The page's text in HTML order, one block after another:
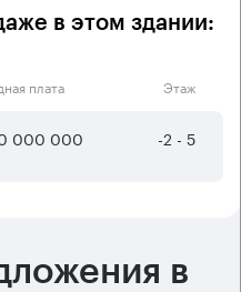
в этом здании:
плата Этаж
000 000 -2 - 5
в